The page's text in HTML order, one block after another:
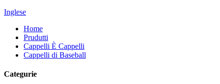
Inglese
Home
Prudutti
Cappelli È Cappelli
Cappelli di Baseball
Categurie